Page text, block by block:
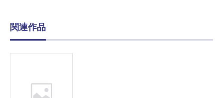
関連作品